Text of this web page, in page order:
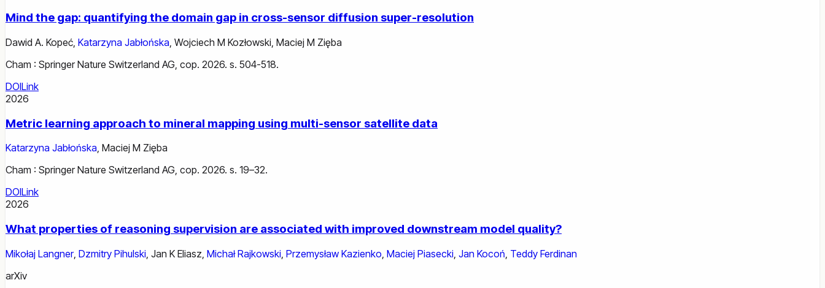
Mind the gap: quantifying the domain gap in cross-sensor diffusion super-resolution
Dawid A. Kopeć Katarzyna Jabłońska Wojciech M Kozłowski Maciej M Zięba
Cham : Springer Nature Switzerland AG, cop. 2026. s. 504-518.
DOILink
2026
Metric learning approach to mineral mapping using multi-sensor satellite data
Katarzyna Jabłońska, Maciej M Zięba
Cham : Springer Nature Switzerland AG, cop. 2026. s. 19–32.
DOILink
2026
What properties of reasoning supervision are associated with improved downstream model quality?
Mikołaj Langner, Dzmitry Pihulski Jan K Eliasz Michał Rajkowski Przemysław Kazienko Maciej Piasecki Jan Kocoń Teddy Ferdinan
arXiv